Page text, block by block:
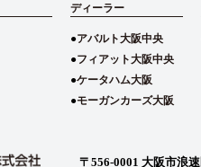
ディーラー
アバルト大阪中央
フィアット大阪中央
ケータハム大阪
モーガンカーズ大阪
〒556-0001 大阪市浪